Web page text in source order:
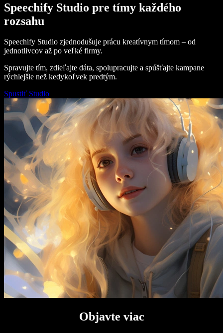
Speechify Studio pre tímy každého
rozsahu
Speechify Studio zjednodušuje prácu kreatívnym tímom – od
jednotlivcov až po veľké firmy.
Spravujte tím, zdieľajte dáta, spolupracujte a spúšťajte kampane
rýchlejšie než kedykoľvek predtým.
Spustiť Studio
Objavte viac